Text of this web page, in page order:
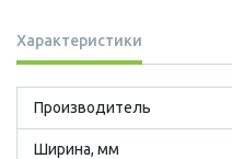
Характеристики
Производитель
Ширина, мм